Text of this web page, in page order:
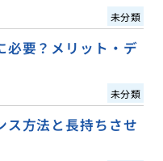
未分類
必要？メリット・デ
未分類
ス方法と長持ちさせ